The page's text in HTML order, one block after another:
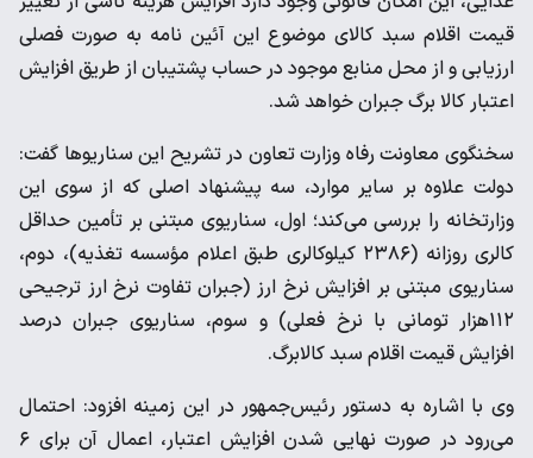
قیمت اقلام سبد کالای موضوع این آئین نامه به صورت فصلی
ارزیابی و از محل منابع موجود در حساب پشتیبان از طریق افزایش
اعتبار کالا برگ جبران خواهد شد.
سخنگوی معاونت رفاه وزارت تعاون در تشریح این سناریوها گفت:
دولت علاوه بر سایر موارد، سه پیشنهاد اصلی که از سوی این
وزارتخانه را بررسی می‌کند؛ اول، سناریوی مبتنی بر تأمین حداقل
کالری روزانه (۲۳۸۶ کیلوکالری طبق اعلام مؤسسه تغذیه)، دوم،
سناریوی مبتنی بر افزایش نرخ ارز (جبران تفاوت نرخ ارز ترجیحی
۱۱۲هزار تومانی با نرخ فعلی) و سوم، سناریوی جبران درصد
افزایش قیمت اقلام سبد کالابرگ.
وی با اشاره به دستور رئیس‌جمهور در این زمینه افزود: احتمال
می‌رود در صورت نهایی شدن افزایش اعتبار، اعمال آن برای ۶